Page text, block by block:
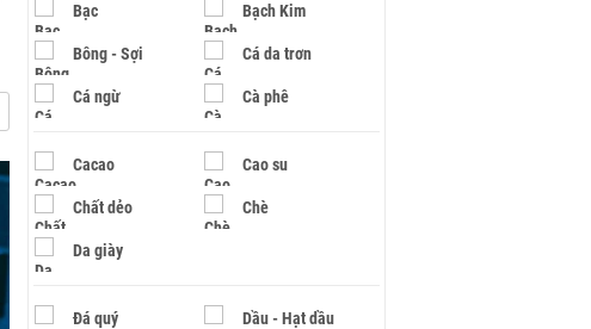
Bạc Bạch Kim
Bông - Sợi Cá da trơn
Cá ngừ Cà phê
Cacao Cao su
Chất dẻo Chè
Da giày
Đá quý Dầu - Hạt dầu